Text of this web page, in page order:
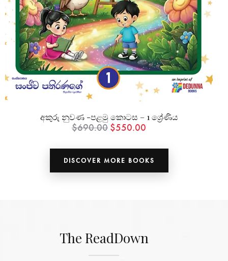
අකුරු නුවණ -පළමු කොටස – 1 ශ්‍රේණිය
$690.00 $550.00
DISCOVER MORE BOOKS
The ReadDown